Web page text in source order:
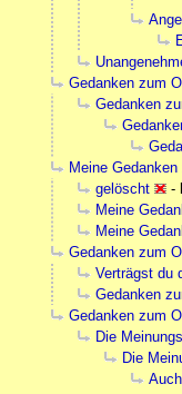
Gedanken zum
Gedanken
Meine
gelöscht
-
Meine
Meine
Gedanken zum
Verträgst du
Gedanken
Gedanken zum
Die
Die